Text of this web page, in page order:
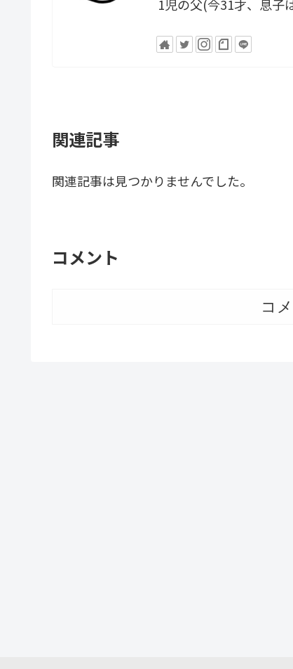
1児の父(今31才、息子
関連記事
関連記事は見つかりませんでした。
コメント
コ